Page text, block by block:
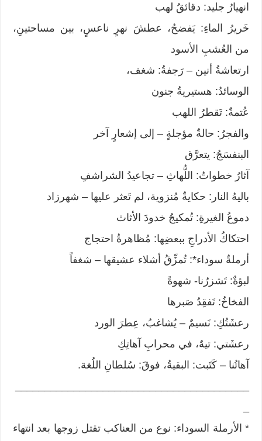
انهيارُ جليد: دقائقُ لهب
خَريرُ الماءِ: يَفضحُ، عطشَ نهرٍ ناعسٍ، بين مساحتينِ،
من العُشبِ الأسود
ارتعاشةُ أنين – رَجفةُ: شغف،
الوسائدُ: هستيريةُ جنون
عُتمةٌ: تَقطرُ اللهب
والفجرُ: حالةٌ مؤجلةٍ – إلى إشعارٍ آخر
البنفسَجُ: يتعرَّق
آثارُ خطواتُ: اللُّهاثِ – تجاعيدُ الشراشفِ
باليهُ النار: حكايةٌ مُنزوية، لم تَعثر عليها – شهرزاد
دموعُ الغيرةِ: تُمكيجُ خدودَ الأثاث
احتكاكُ الأدراجِ ببعضِها: مُظاهرةُ احتجاج
أرملةٌ سوداء*: تُمزِّقُ أشلاء عشيقها – شغفاً
لبؤةٌ: تَشزرُنا- شهوةً
الفخاخُ: تَفقِدُ صَبرها
رعشَتُكِ: نَسيمٌ – يُشاغبُ، عِطرَ الورد
رعشَتي: تيهٌ، في محرابِ آهاتِكِ
آهاتُنا – كَتَبت: البقيةُ، فوقَ: سُلطانِ اللُغة.
* الأرملة السوداء: نوع من العناكب تقتل زوجها بعد انتهاء